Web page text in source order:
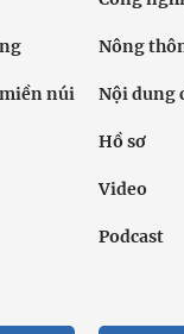
Nông
núi Nội dung
Hồ sơ
Video
Podcast